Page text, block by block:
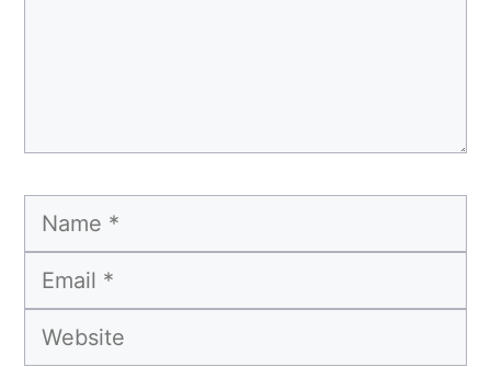
Name
Email
Website